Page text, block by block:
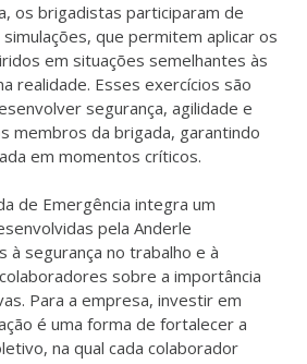
os brigadistas participaram de
que permitem aplicar os
em situações semelhantes às
realidade. Esses exercícios são
segurança, agilidade e
membros da brigada, garantindo
em momentos críticos.
de Emergência integra um
pela Anderle
à segurança no trabalho e à
sobre a importância
Para a empresa, investir em
é uma forma de fortalecer a
na qual cada colaborador